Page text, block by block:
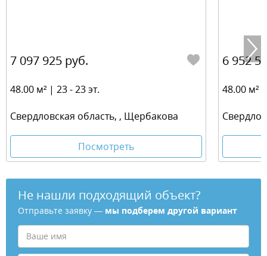
7 097 925 руб.
48.00 м² | 23 - 23 эт.
Свердловская область, , Щербакова
Посмотреть
6 952
48.00 м²
Не нашли подходящий объект?
Отправьте заявку — мы подберем другой вариант